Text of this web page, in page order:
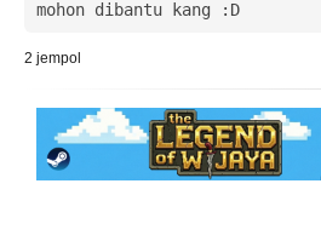
mohon dibantu kang :D
2 jempol